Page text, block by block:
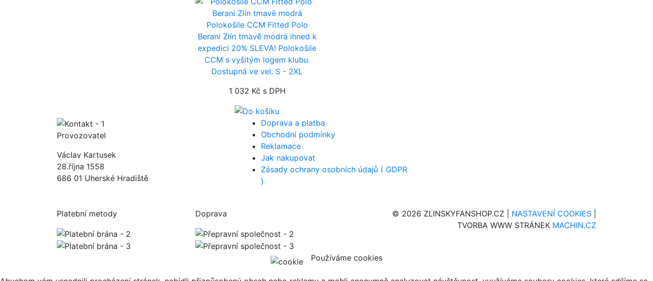
Polokošile CCM Fitted Polo
Berani Zlín tmavě modrá ihned k
expedici 20% SLEVA! Polokošile
CCM s vyšitým logem klubu.
Dostupná ve vel. S - 2XL
1 032 Kč s DPH
Provozovatel
Václav Kartusek
28.října 1558
686 01 Uherské Hradiště
Doprava a platba
Obchodní podmínky
Reklamace
Jak nakupovat
Zásady ochrany osobních údajů ( GDPR
)
Platební metody Doprava © 2026 ZLINSKYFANSHOP.CZ | NASTAVENÍ COOKIES
TVORBA WWW STRÁNEK MACHIN.CZ
Používáme cookies